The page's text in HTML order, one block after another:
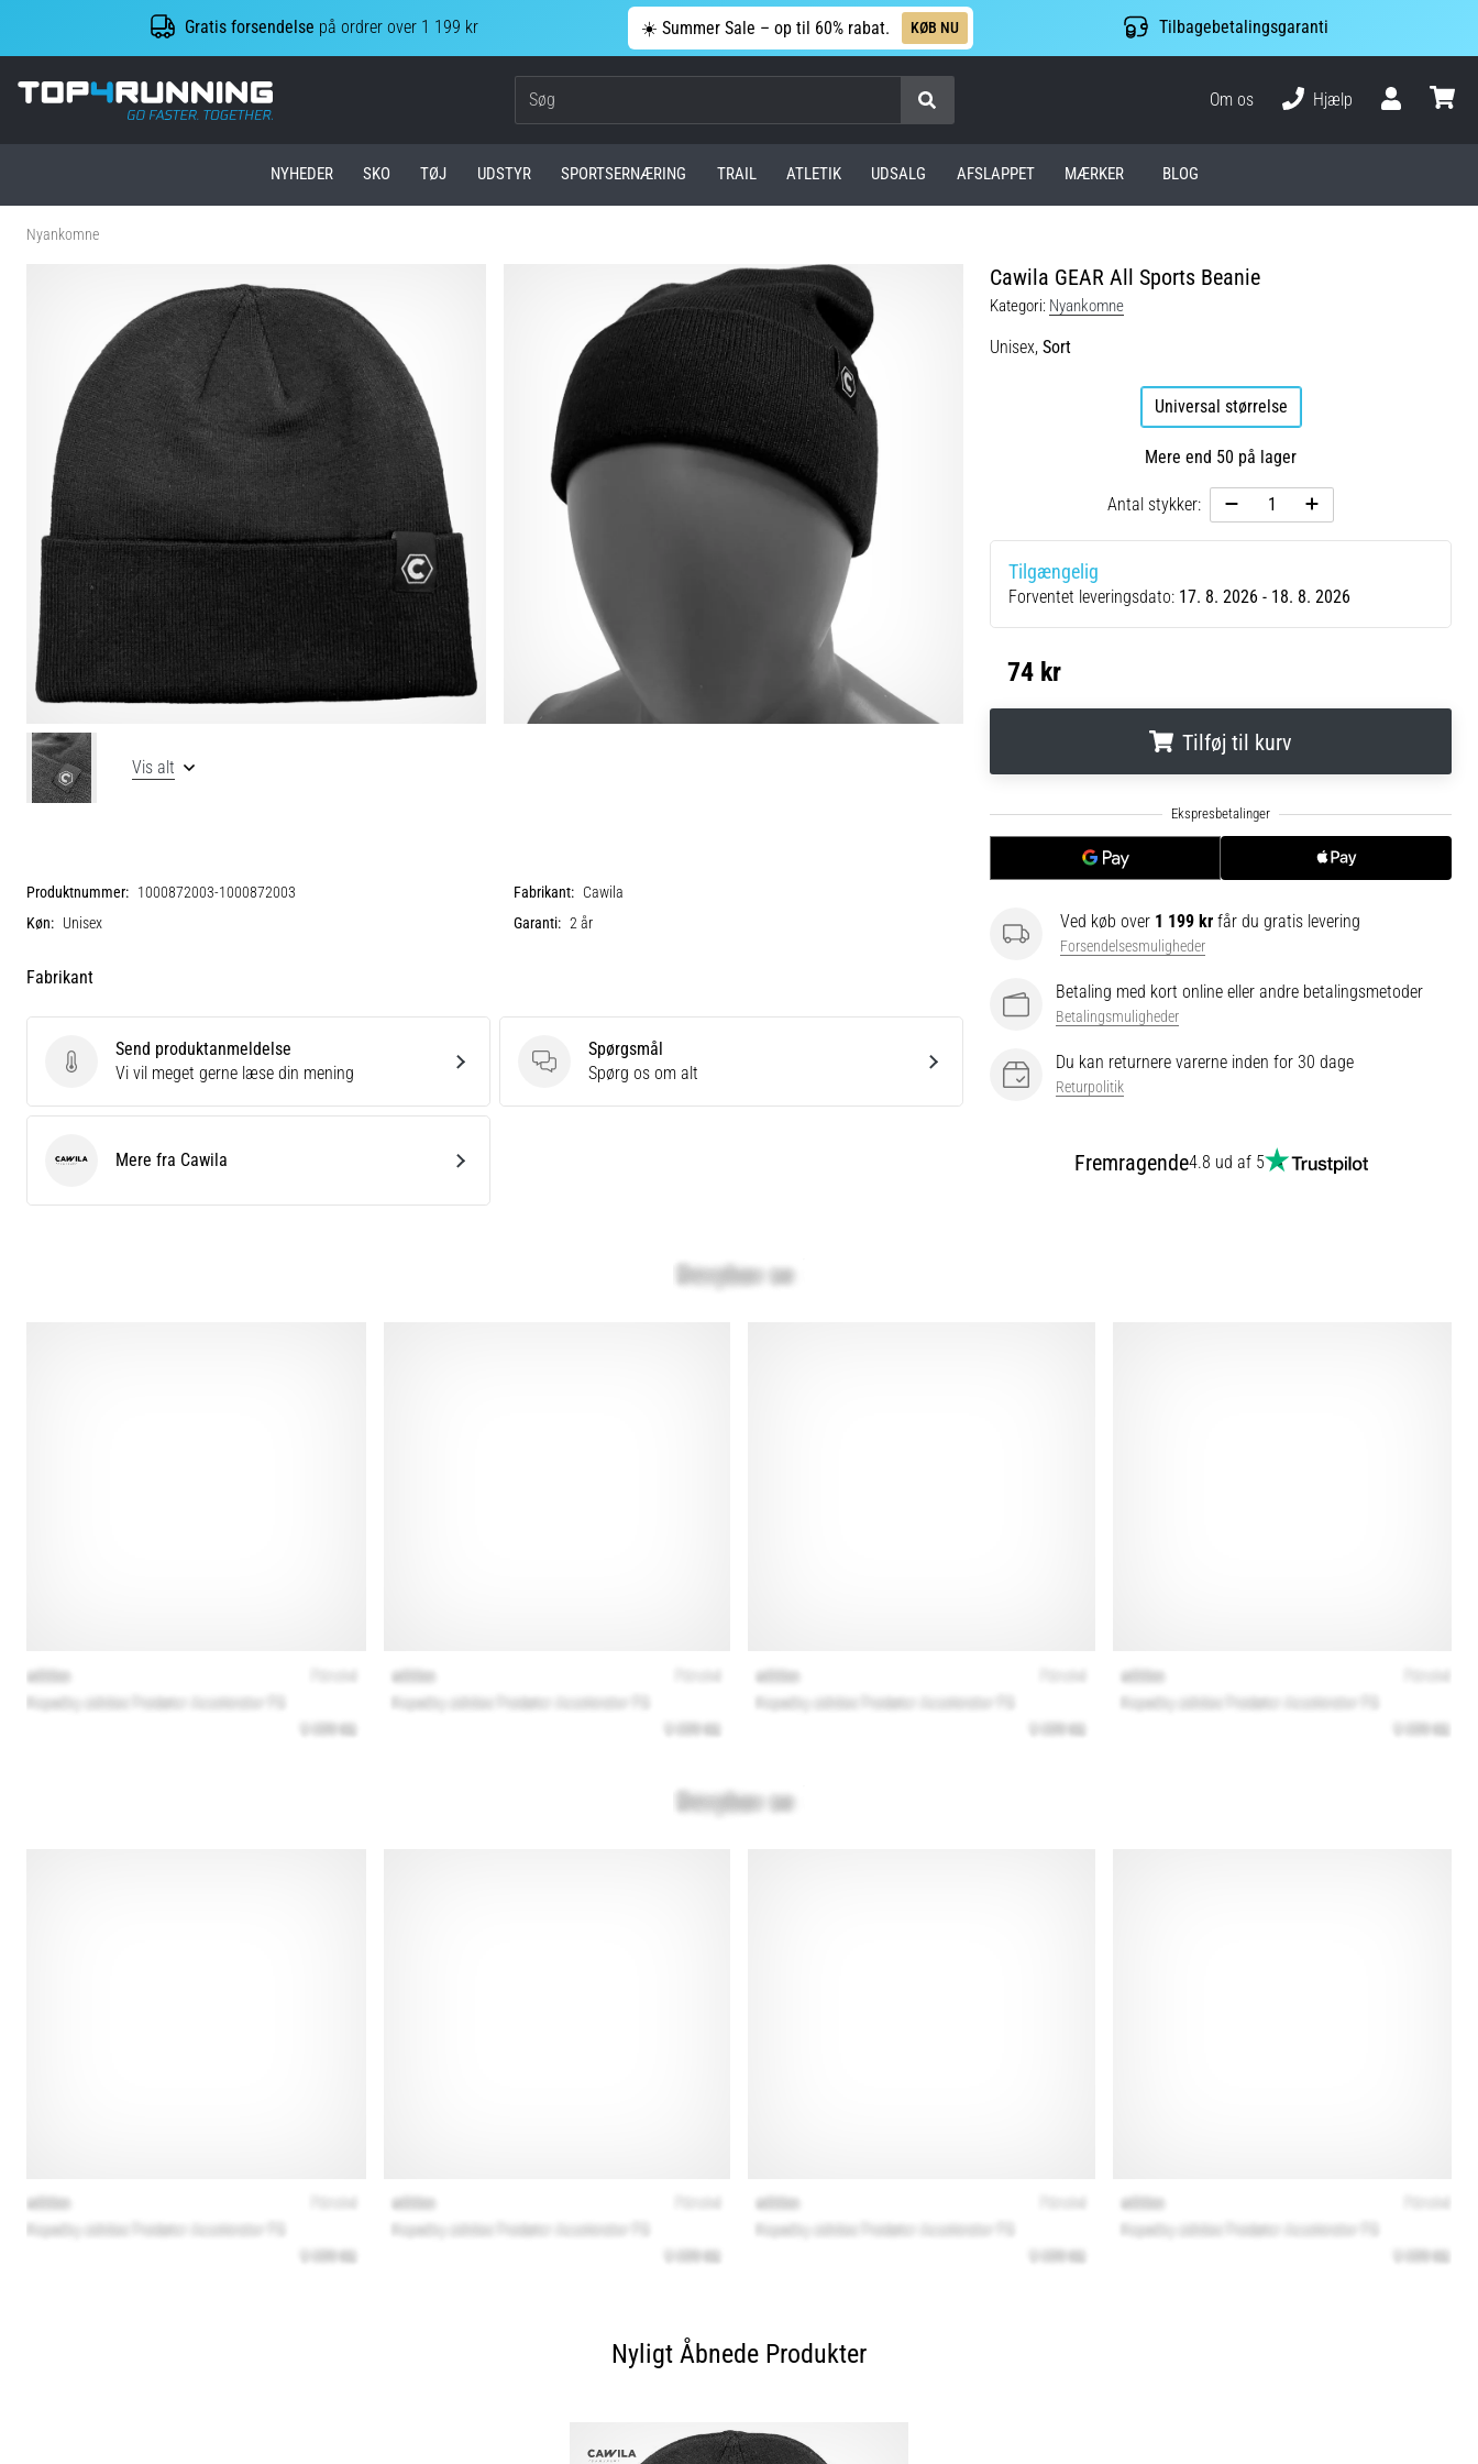
Gratis forsendelse på ordrer over 1 199 kr ☀️ Summer Sale – op til 60% rabat. KØB NU Tilbagebetalingsgaranti
Top4Running.dk
Om os
Hjælp
NYHEDER SKO TØJ UDSTYR SPORTSERNÆRING TRAIL ATLETIK UDSALG AFSLAPPET MÆRKER BLOG
Nyankomne
Cawila GEAR All Sports Beanie
Kategori: Nyankomne
Unisex, Sort
Universal størrelse
Mere end 50 på lager
Antal stykker:
Tilgængelig
Forventet leveringsdato: 17. 8. 2026 - 18. 8. 2026
74 kr
Tilføj til kurv
Ved køb over 1 199 kr får du gratis levering
Forsendelsesmuligheder
Betaling med kort online eller andre betalingsmetoder
Betalingsmuligheder
Du kan returnere varerne inden for 30 dage
Returpolitik
Fremragende4.8 ud af 5
Vis alt
Produktnummer: 1000872003-1000872003 Fabrikant: Cawila
Køn: Unisex Garanti: 2 år
Fabrikant
Send produktanmeldelse
Send produktanmeldelse
Vi vil meget gerne læse din mening
Spørgsmål
Spørgsmål
Spørg os om alt
Cawila Mere fra Cawila
Nyligt Åbnede Produkter